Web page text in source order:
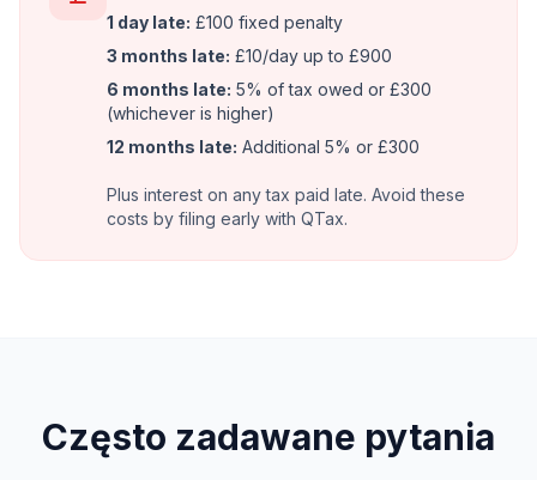
1 day late: £100 fixed penalty
3 months late: £10/day up to £900
6 months late: 5% of tax owed or £300
(whichever is higher)
12 months late: Additional 5% or £300
Plus interest on any tax paid late. Avoid these
costs by filing early with QTax.
Często zadawane pytania